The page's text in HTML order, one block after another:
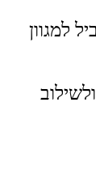
למגוון